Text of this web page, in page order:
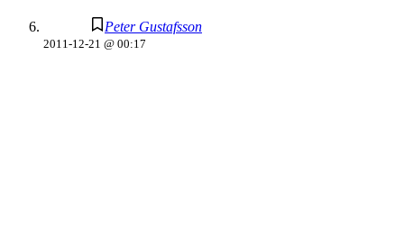
Peter Gustafsson
2011-12-21 @ 00:17